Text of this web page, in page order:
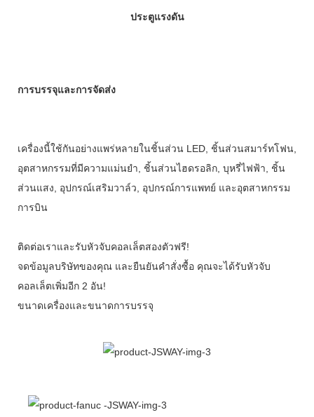
ประตูแรงดัน
การบรรจุและการจัดส่ง
เครื่องนี้ใช้กันอย่างแพร่หลายในชิ้นส่วน LED, ชิ้นส่วนสมาร์ทโฟน,
อุตสาหกรรมที่มีความแม่นยำ, ชิ้นส่วนไฮดรอลิก, บุหรี่ไฟฟ้า, ชิ้น
ส่วนแสง, อุปกรณ์เสริมวาล์ว, อุปกรณ์การแพทย์ และอุตสาหกรรม
การบิน
ติดต่อเราและรับหัวจับคอลเล็ตสองตัวฟรี!
จดข้อมูลบริษัทของคุณ และยืนยันคำสั่งซื้อ คุณจะได้รับหัวจับ
คอลเล็ตเพิ่มอีก 2 อัน!
ขนาดเครื่องและขนาดการบรรจุ